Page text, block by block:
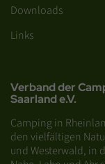
Downloads
Links
Verband der
Saarland e.V.
Camping in
den vielfältigen
und Westerwald, in